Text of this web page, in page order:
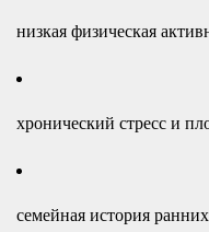
низкая физическая
хронический стресс и
семейная история